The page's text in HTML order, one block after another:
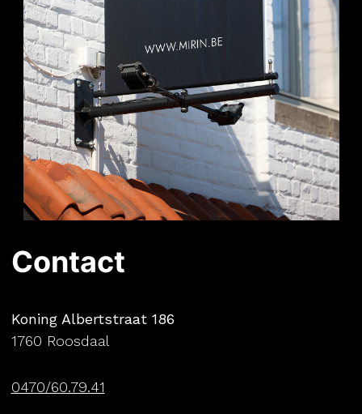
Contact
Koning Albertstraat 186
1760 Roosdaal
0470/60.79.41